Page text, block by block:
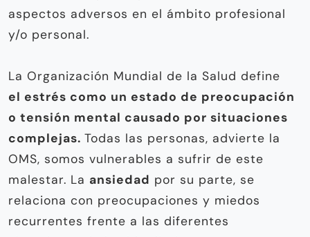
aspectos adversos en el ámbito profesional
y/o personal.
La Organización Mundial de la Salud define
el estrés como un estado de preocupación
o tensión mental causado por situaciones
complejas. Todas las personas, advierte la
OMS, somos vulnerables a sufrir de este
malestar. La ansiedad por su parte, se
relaciona con preocupaciones y miedos
recurrentes frente a las diferentes